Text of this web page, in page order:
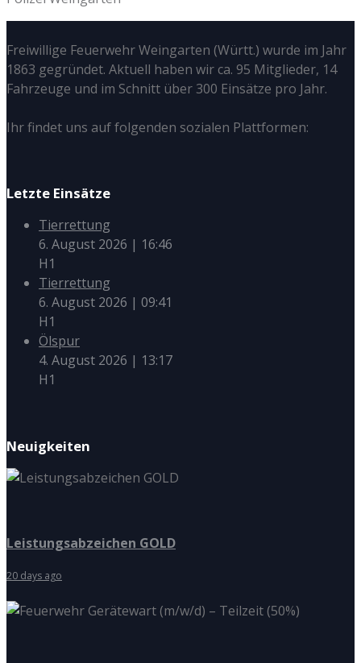
Freiwillige Feuerwehr Weingarten (Württ.) wurde im Jahr
1863 gegründet. Aktuell haben wir ca. 95 Mitglieder, 14
Fahrzeuge und im Schnitt über 300 Einsätze pro Jahr.
Ihr findet uns auf folgenden sozialen Plattformen:
Letzte Einsätze
Tierrettung
6. August 2026 | 16:46
H1
Tierrettung
6. August 2026 | 09:41
H1
Ölspur
4. August 2026 | 13:17
H1
Neuigkeiten
Leistungsabzeichen GOLD
20 days ago